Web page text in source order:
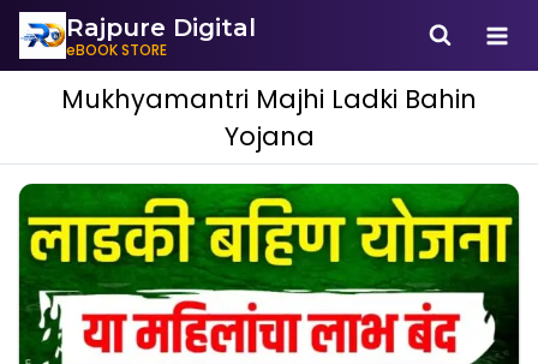
Rajpure Digital
eBOOK STORE
Mukhyamantri Majhi Ladki Bahin
Yojana